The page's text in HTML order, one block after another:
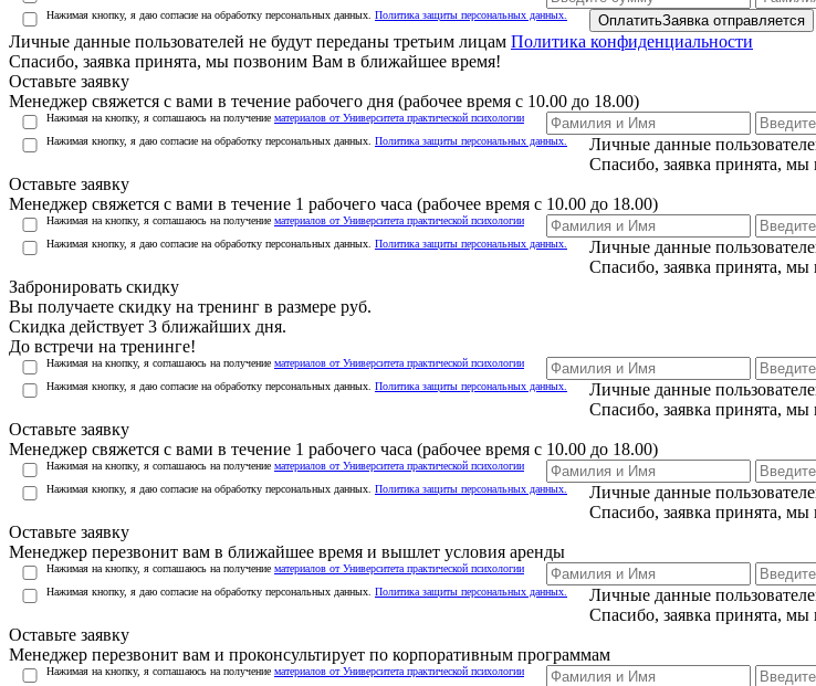
Нажимая кнопку, я даю согласие на обработку персональных данных. Политика защиты персональных данных. ОплатитьЗаявка отправляется
Личные данные пользователей не будут переданы третьим лицам Политика конфиденциальности
Спасибо, заявка принята, мы позвоним Вам в ближайшее время!
Оставьте заявку
Менеджер свяжется с вами в течение рабочего дня (рабочее время с 10.00 до 18.00)
Нажимая на кнопку, я соглашаюсь на получение материалов от Университета практической психологии
Нажимая кнопку, я даю согласие на обработку персональных данных. Политика защиты персональных данных. Личные данные
Спасибо, заявка принята,
Оставьте заявку
Менеджер свяжется с вами в течение 1 рабочего часа (рабочее время с 10.00 до 18.00)
Нажимая на кнопку, я соглашаюсь на получение материалов от Университета практической психологии
Нажимая кнопку, я даю согласие на обработку персональных данных. Политика защиты персональных данных. Личные данные
Спасибо, заявка принята,
Забронировать скидку
Вы получаете скидку на тренинг в размере руб.
Скидка действует 3 ближайших дня.
До встречи на тренинге!
Нажимая на кнопку, я соглашаюсь на получение материалов от Университета практической психологии
Нажимая кнопку, я даю согласие на обработку персональных данных. Политика защиты персональных данных. Личные данные
Спасибо, заявка принята,
Оставьте заявку
Менеджер свяжется с вами в течение 1 рабочего часа (рабочее время с 10.00 до 18.00)
Нажимая на кнопку, я соглашаюсь на получение материалов от Университета практической психологии
Нажимая кнопку, я даю согласие на обработку персональных данных. Политика защиты персональных данных. Личные данные
Спасибо, заявка принята,
Оставьте заявку
Менеджер перезвонит вам в ближайшее время и вышлет условия аренды
Нажимая на кнопку, я соглашаюсь на получение материалов от Университета практической психологии
Нажимая кнопку, я даю согласие на обработку персональных данных. Политика защиты персональных данных. Личные данные
Спасибо, заявка принята,
Оставьте заявку
Менеджер перезвонит вам и проконсультирует по корпоративным программам
Нажимая на кнопку, я соглашаюсь на получение материалов от Университета практической психологии